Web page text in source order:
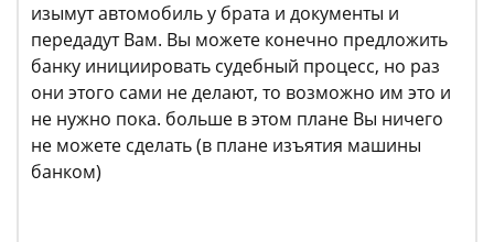
изымут автомобиль у брата и документы и
передадут Вам. Вы можете конечно предложить
банку инициировать судебный процесс, но раз
они этого сами не делают, то возможно им это и
не нужно пока. больше в этом плане Вы ничего
не можете сделать (в плане изъятия машины
банком)